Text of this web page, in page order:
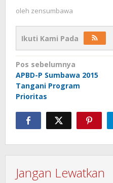
oleh zensumbawa
Ikuti Kami Pada
Navigasi
pos
Pos sebelumnya
APBD-P Sumbawa 2015
Tangani Program
Prioritas
Jangan Lewatkan